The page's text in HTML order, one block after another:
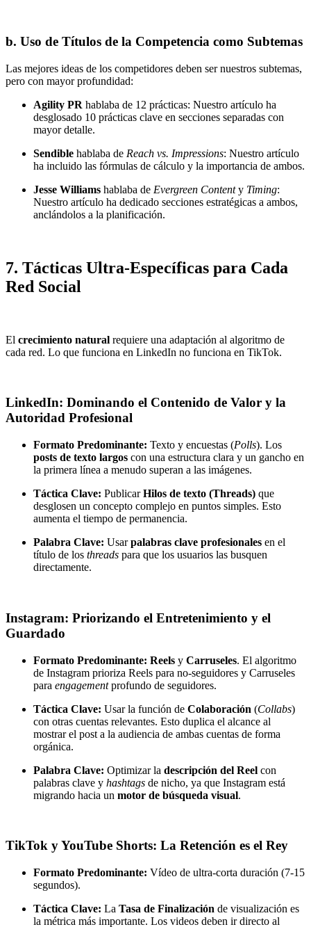
b. Uso de Títulos de la Competencia como Subtemas
Las mejores ideas de los competidores deben ser nuestros subtemas,
pero con mayor profundidad:
Agility PR hablaba de 12 prácticas: Nuestro artículo ha
desglosado 10 prácticas clave en secciones separadas con
mayor detalle.
Sendible hablaba de Reach vs. Impressions: Nuestro artículo
ha incluido las fórmulas de cálculo y la importancia de ambos.
Jesse Williams hablaba de Evergreen Contenty Timing:
Nuestro artículo ha dedicado secciones estratégicas a ambos,
anclándolos a la planificación.
7. Tácticas Ultra-Específicas para Cada
Red Social
El crecimiento natural requiere una adaptación al algoritmo de
cada red. Lo que funciona en LinkedIn no funciona en TikTok.
LinkedIn: Dominando el Contenido de Valor y la
Autoridad Profesional
Formato Predominante: Texto y encuestas (Polls). Los
posts de texto largos con una estructura clara y un gancho en
la primera línea a menudo superan a las imágenes.
Táctica Clave: PublicarHilos de texto (Threads) que
desglosen un concepto complejo en puntos simples. Esto
aumenta el tiempo de permanencia.
Palabra Clave: Usarpalabras clave profesionales en el
título de los threads para que los usuarios las busquen
directamente.
Instagram: Priorizando el Entretenimiento y el
Guardado
Formato Predominante: Reels y Carruseles. El algoritmo
de Instagram prioriza Reels para no-seguidores y Carruseles
para engagementprofundo de seguidores.
Táctica Clave: Usar la función de Colaboración (Collabs)
con otras cuentas relevantes. Esto duplica el alcance al
mostrar el post a la audiencia de ambas cuentas de forma
orgánica.
Palabra Clave: Optimizar la descripción del Reel con
palabras clave y hashtags de nicho, ya que Instagram está
migrando hacia un motor de búsqueda visual.
TikTok y YouTube Shorts: La Retención es el Rey
Formato Predominante: Vídeo de ultra-corta duración (7-15
segundos).
Táctica Clave: La Tasa de Finalización de visualización es
la métrica más importante. Los videos deben ir directo al